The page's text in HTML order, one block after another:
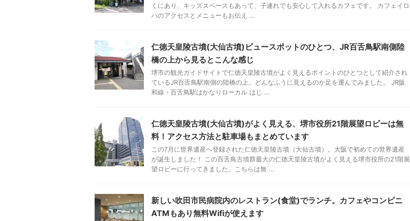
くにあり、キッズスペースもあって、子連れでも安心して入れるカフェです。 カフェイロ
ハのアクセスとメニューもお伝え ...
仁徳天皇陵古墳(大仙古墳)ビュースポットのひとつ、JR百舌鳥駅南側陸
橋の上から見るとこんな感じ
堺市の観光ガイドサイトで仁徳天皇陵古墳がよく見えるポイントのひとつとして紹介され
ているJR百舌鳥駅南側の陸橋の上。どんなふうに見えるのか足を運んでみました。 JR阪
和線・百舌鳥駅はかなりローカル はじ ...
仁徳天皇陵古墳(大仙古墳)がよく見える、堺市役所21階展望ロビーは無
料！アクセス方法と駐車場もまとめています
この7月に世界遺産へ登録された仁徳天皇陵古墳（大仙古墳）。大阪で初めての世界遺産
が誕生しました！ この百舌鳥古墳群最大の仁徳天皇陵古墳がよく見える堺市役所の21階展
望ロビーに行ってきました。こちらは無 ...
新しい吹田市民病院内のレストラン(食堂)でランチ。カフェやコンビニ
ATMもあり無料Wifiが使えます